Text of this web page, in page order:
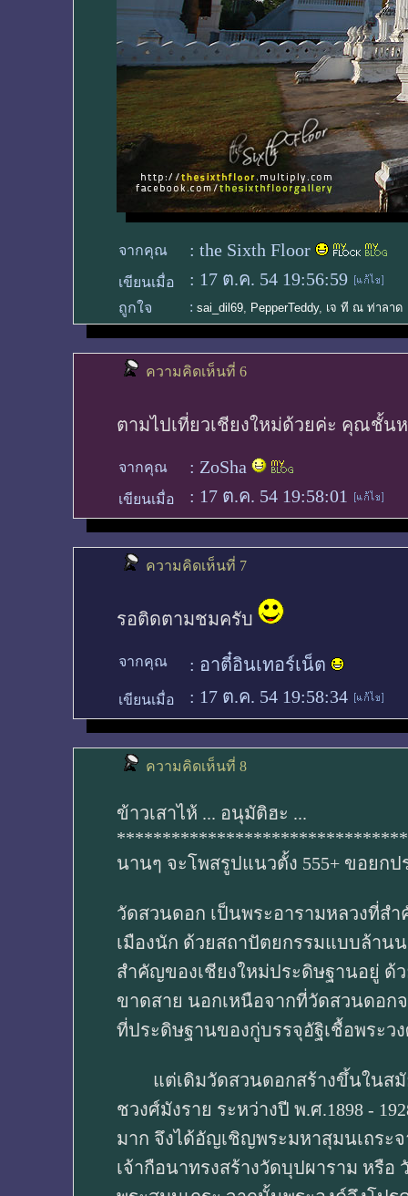
จากคุณ : the Sixth Floor
เขียนเมื่อ : 17 ต.ค. 54 19:56:59
ถูกใจ : sai_dil69, PepperTeddy, เจ ที ณ ท่าลาด
ความคิดเห็นที่ 6
ตามไปเที่ยวเชียงใหม่ด้วยค่ะ คุณชั้น
จากคุณ : ZoSha
เขียนเมื่อ : 17 ต.ค. 54 19:58:01
ความคิดเห็นที่ 7
รอติดตามชมครับ
จากคุณ : อาตี๋อินเทอร์เน็ต
เขียนเมื่อ : 17 ต.ค. 54 19:58:34
ความคิดเห็นที่ 8
ข้าวเสาไห้ ... อนุมัติฮะ ...
นานๆ จะโพสรูปแนวตั้ง 555+ ขอยกป
วัดสวนดอก เป็นพระอารามหลวงที่ส
เมืองนัก ด้วยสถาปัตยกรรมแบบล้าน
สำคัญของเชียงใหม่ประดิษฐานอยู่ ด้
ขาดสาย นอกเหนือจากที่วัดสวนดอก
ที่ประดิษฐานของกู่บรรจุอัฐิเชื้อพระว
แต่เดิมวัดสวนดอกสร้างขึ้นในสมัย
ชวงศ์มังราย ระหว่างปี พ.ศ.1898 -
มาก จึงได้อัญเชิญพระมหาสุมนเถระจ
เจ้ากือนาทรงสร้างวัดบุปผาราม หรื